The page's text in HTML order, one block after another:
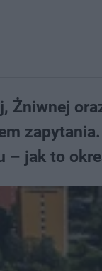
Żniwnej
– jak to